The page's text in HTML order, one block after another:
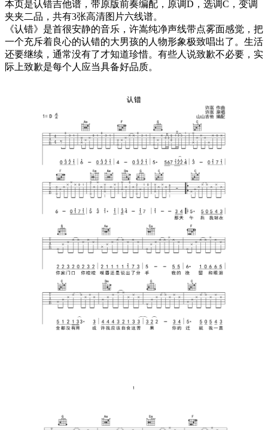
本页是认错吉他谱，带原版前奏编配，原调D，选调C，变调
夹夹二品，共有3张高清图片六线谱。
《认错》是首很安静的音乐，许嵩纯净声线带点雾面感觉，把
一个充斥着良心的认错的大男孩的人物形象极致唱出了。生活
还要继续，通常没有了才知道珍惜。有些人说致歉不必要，实
际上致歉是每个人应当具备好品质。